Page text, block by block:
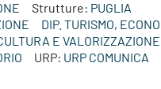
Strutture: PUGLIA
DIP. TURISMO,
E
URP: URP COMUNICA